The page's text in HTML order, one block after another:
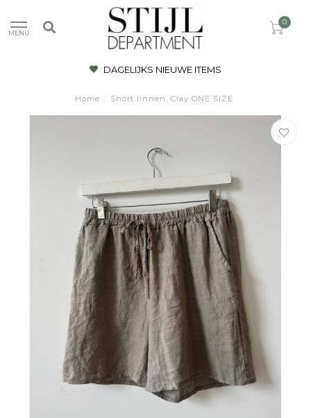
MENU
0
DAGELIJKS NIEUWE ITEMS
Home / Short linnen, Clay ONE SIZE